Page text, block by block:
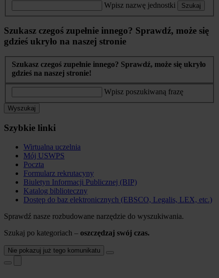
Wpisz nazwę jednostki Szukaj
Szukasz czegoś zupełnie innego? Sprawdź, może się
gdzieś ukryło na naszej stronie
Szukasz czegoś zupełnie innego? Sprawdź, może się ukryło
gdzieś na naszej stronie!
Wpisz poszukiwaną frazę
Wyszukaj
Szybkie linki
Wirtualna uczelnia
Mój USWPS
Poczta
Formularz rekrutacyny
Biuletyn Informacji Publicznej (BIP)
Katalog biblioteczny
Dostęp do baz elektronicznych (EBSCO, Legalis, LEX, etc.)
Sprawdź nasze rozbudowane narzędzie do wyszukiwania.
Szukaj po kategoriach – oszczędzaj swój czas.
Nie pokazuj już tego komunikatu